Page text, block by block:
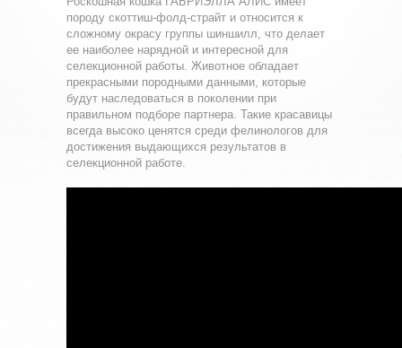
породу скоттиш-фолд-страйт и относится к
сложному окрасу группы шиншилл, что делает
ее наиболее нарядной и интересной для
селекционной работы. Животное обладает
прекрасными породными данными, которые
будут наследоваться в поколении при
правильном подборе партнера. Такие красавицы
всегда высоко ценятся среди фелинологов для
достижения выдающихся результатов в
селекционной работе.